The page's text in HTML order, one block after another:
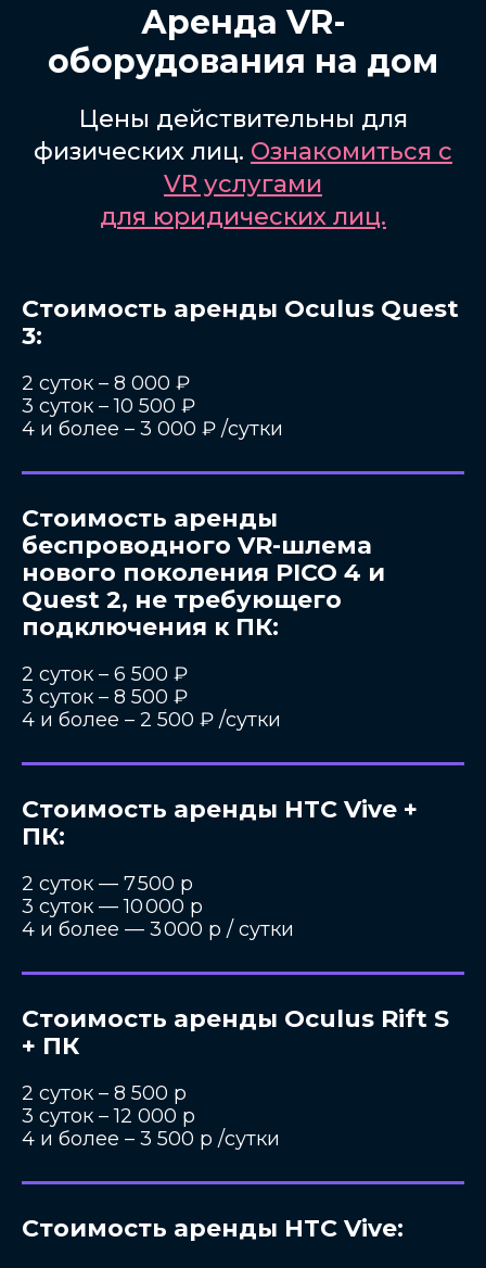
Аренда VR-
оборудования на дом
Цены действительны для
физических лиц. Ознакомиться с
VR услугами
для юридических лиц.
Стоимость аренды Oculus Quest
3:
2 суток – 8 000 ₽
3 суток – 10 500 ₽
4 и более – 3 000 ₽ /сутки
Стоимость аренды
беспроводного VR-шлема
нового поколения PICO 4 и
Quest 2, не требующего
подключения к ПК:
2 суток – 6 500 ₽
3 суток – 8 500 ₽
4 и более – 2 500 ₽ /сутки
Стоимость аренды HTC Vive +
ПК:
2 суток — 7 500 р
3 суток — 10 000 р
4 и более — 3 000 р / сутки
Стоимость аренды Oculus Rift S
+ ПК
2 суток – 8 500 р
3 суток – 12 000 р
4 и более – 3 500 р /сутки
Стоимость аренды HTC Vive: